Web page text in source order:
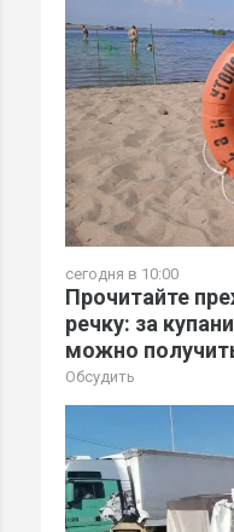
сегодня в 10:00
Прочитайте
речку: за
можно
Обсудить